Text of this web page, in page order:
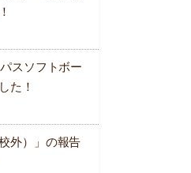
スソフトボー
た！
外）」の報告